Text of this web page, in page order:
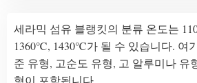
세라믹 섬유 블랭킷의 분류 온도는
1360℃, 1430℃가 될 수 있습니다. 여
준 유형, 고순도 유형, 고 알루미나 유
형이 포함됩니다.